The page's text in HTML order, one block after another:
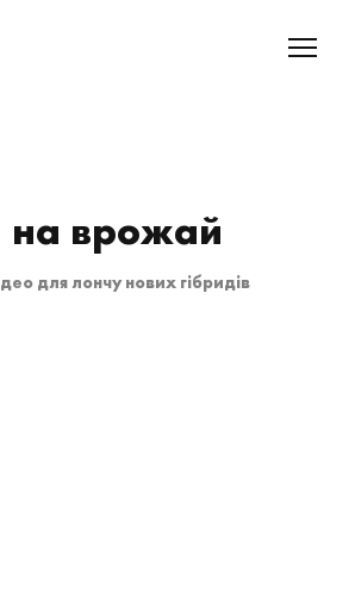
врожай
для лончу нових гібридів